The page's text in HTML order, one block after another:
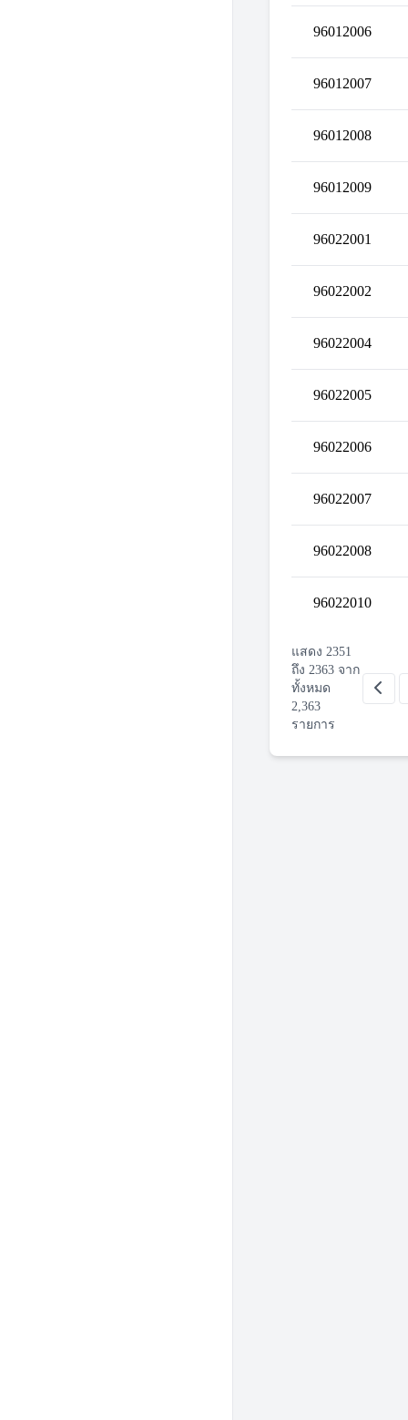
96012006
96012007
96012008
96012009
96022001
96022002
96022004
96022005
96022006
96022007
96022008
96022010
แสดง 2351
ถึง 2363 จาก
ทั้งหมด
2,363
รายการ